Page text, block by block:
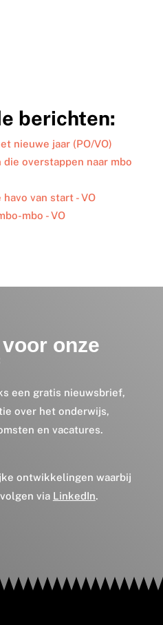
berichten:
nieuwe jaar (PO/VO)
overstappen naar mbo
van start - VO
mbo - VO
onze
een gratis nieuwsbrief,
over het onderwijs,
en vacatures.
ontwikkelingen waarbij
via LinkedIn.